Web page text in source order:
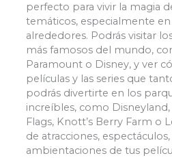
perfecto para vivir la magia
temáticos, especialmente en
alrededores. Podrás visitar
más famosos del mundo,
Paramount o Disney, y ver
películas y las series que
podrás divertirte en los
increíbles, como Disneyland,
Flags, Knott’s Berry Farm o
de atracciones,
ambientaciones de tus